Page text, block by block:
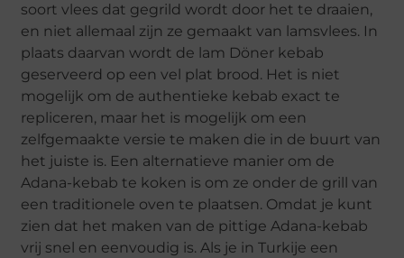
soort vlees dat gegrild wordt door het te draaien,
en niet allemaal zijn ze gemaakt van lamsvlees. In
plaats daarvan wordt de lam Döner kebab
geserveerd op een vel plat brood. Het is niet
mogelijk om de authentieke kebab exact te
repliceren, maar het is mogelijk om een ​​
zelfgemaakte versie te maken die in de buurt van
het juiste is. Een alternatieve manier om de
Adana-kebab te koken is om ze onder de grill van
een traditionele oven te plaatsen. Omdat je kunt
zien dat het maken van de pittige Adana-kebab
vrij snel en eenvoudig is. Als je in Turkije een